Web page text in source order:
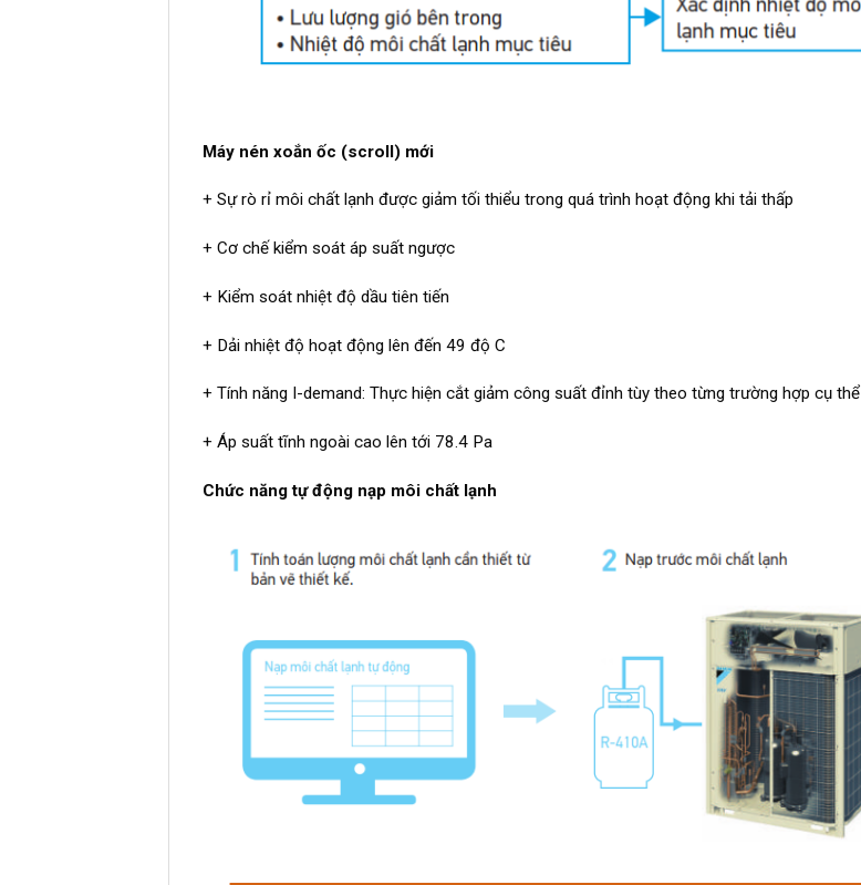
Máy nén xoắn ốc (scroll) mới
+ Sự rò rỉ môi chất lạnh được giảm tối thiểu trong quá trình hoạt động khi tải thấp
+ Cơ chế kiểm soát áp suất ngược
+ Kiểm soát nhiệt độ dầu tiên tiến
+ Dải nhiệt độ hoạt động lên đến 49 độ C
+ Tính năng I-demand: Thực hiện cắt giảm công suất đỉnh tùy theo từng trường hợp cụ thể
+ Áp suất tĩnh ngoài cao lên tới 78.4 Pa
Chức năng tự động nạp môi chất lạnh